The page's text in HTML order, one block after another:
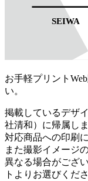
お手軽プリント
い。
掲載しているデザ
社清和）に帰属し
対応商品への印刷
また撮影イメージ
異なる場合がござ
トよりお選びくださ